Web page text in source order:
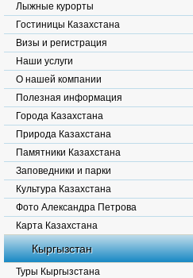
Лыжные курорты
Гостиницы Казахстана
Визы и регистрация
Наши услуги
О нашей компании
Полезная информация
Города Казахстана
Природа Казахстана
Памятники Казахстана
Заповедники и парки
Культура Казахстана
Фото Александра Петрова
Карта Казахстана
Кыргызстан
Туры Кыргызстана